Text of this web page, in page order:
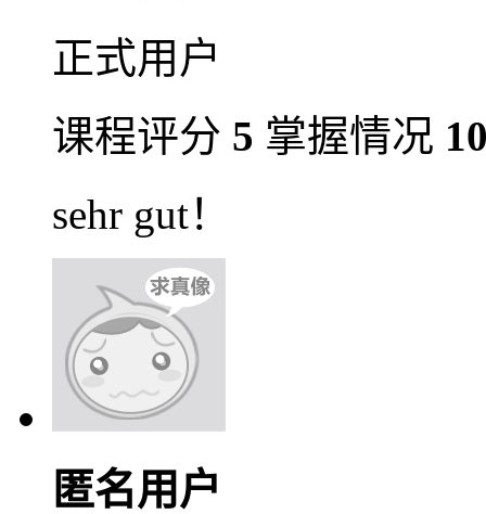
正式用户
课程评分 5 掌握情况
sehr gut！
匿名用户